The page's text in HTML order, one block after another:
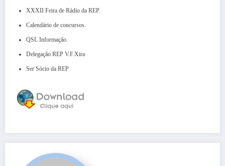
XXXII Feira de Rádio da REP.
Calendário de concursos.
QSL Informação.
Delegação REP V.F.Xira
Ser Sócio da REP